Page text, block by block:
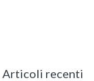
Articoli recenti